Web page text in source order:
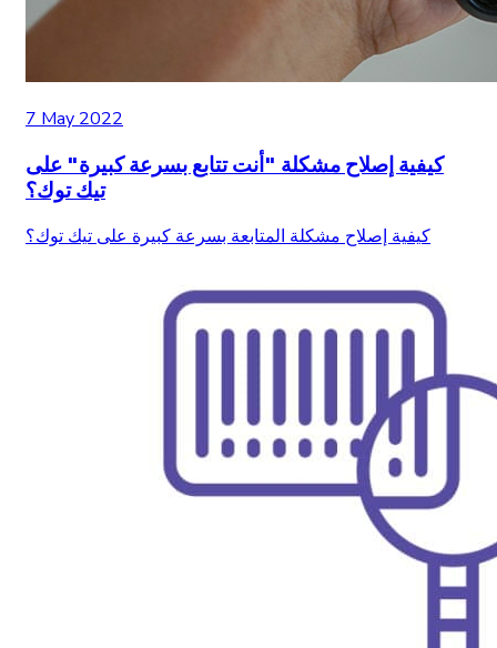
7 May 2022
كيفية إصلاح مشكلة "أنت تتابع بسرعة كبيرة" على
تيك توك؟
كيفية إصلاح مشكلة المتابعة بسرعة كبيرة على تيك توك؟